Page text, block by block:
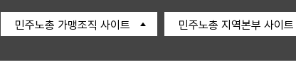
민주노총 가맹조직 사이트 민주노총 지역본부 사이트